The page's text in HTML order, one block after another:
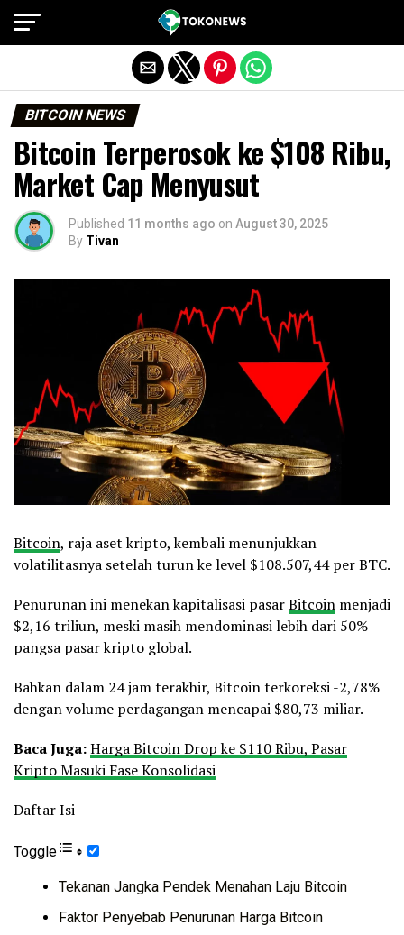
BITCOIN NEWS
Bitcoin Terperosok ke $108 Ribu,
Market Cap Menyusut
Published 11 months ago on August 30, 2025
By Tivan
Bitcoin, raja aset kripto, kembali menunjukkan
volatilitasnya setelah turun ke level $108.507,44 per BTC.
Penurunan ini menekan kapitalisasi pasarBitcoin menjadi
$2,16 triliun, meski masih mendominasi lebih dari 50%
pangsa pasar kripto global.
Bahkan dalam 24 jam terakhir, Bitcoin terkoreksi -2,78%
dengan volume perdagangan mencapai $80,73 miliar.
Baca Juga:Harga Bitcoin Drop ke $110 Ribu, Pasar
Kripto Masuki Fase Konsolidasi
Daftar Isi
Toggle
Tekanan Jangka Pendek Menahan Laju Bitcoin
Faktor Penyebab Penurunan Harga Bitcoin
Exit mobile version